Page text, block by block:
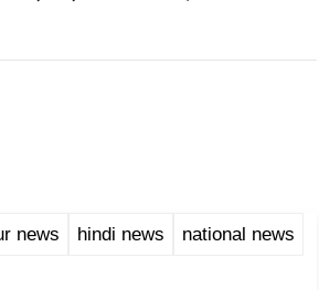
news hindi news national news